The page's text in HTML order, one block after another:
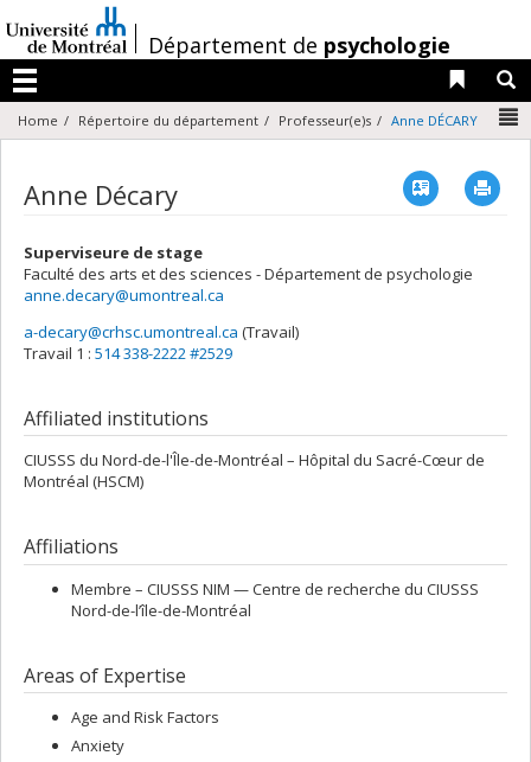
au
contenu
/Département de psychologie
Menu
Liens
Home Répertoire du département Professeur(e)s Anne DÉCARY
Anne Décary Vcard
Superviseure de stage
Faculté des arts et des sciences - Département de psychologie
anne.decary@umontreal.ca
Courriels
a-decary@crhsc.umontreal.ca (Travail)
Travail 1 : 514 338-2222 #2529
Affiliated institutions
CIUSSS du Nord-de-l'Île-de-Montréal – Hôpital du Sacré-Cœur de
Montréal (HSCM)
Affiliations
Membre – CIUSSS NIM — Centre de recherche du CIUSSS
Nord-de-l’île-de-Montréal
Areas of Expertise
Age and Risk Factors
Anxiety